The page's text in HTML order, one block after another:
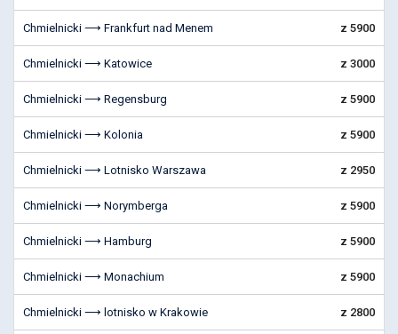
Chmielnicki ⟶ Frankfurt nad Menem z 5900
Chmielnicki ⟶ Katowice z 3000
Chmielnicki ⟶ Regensburg z 5900
Chmielnicki ⟶ Kolonia z 5900
Chmielnicki ⟶ Lotnisko Warszawa z 2950
Chmielnicki ⟶ Norymberga z 5900
Chmielnicki ⟶ Hamburg z 5900
Chmielnicki ⟶ Monachium z 5900
Chmielnicki ⟶ lotnisko w Krakowie z 2800